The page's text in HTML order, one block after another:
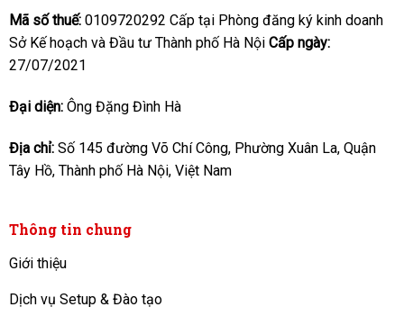
Mã số thuế:0109720292 Cấp tại Phòng đăng ký kinh doanh
Sở Kế hoạch và Đầu tư Thành phố Hà Nội Cấp ngày:
27/07/2021
Đại diện: Ông Đặng Đình Hà
Địa chỉ: Số 145 đường Võ Chí Công, Phường Xuân La, Quận
Tây Hồ, Thành phố Hà Nội, Việt Nam
Thông tin chung
Giới thiệu
Dịch vụ Setup & Đào tạo